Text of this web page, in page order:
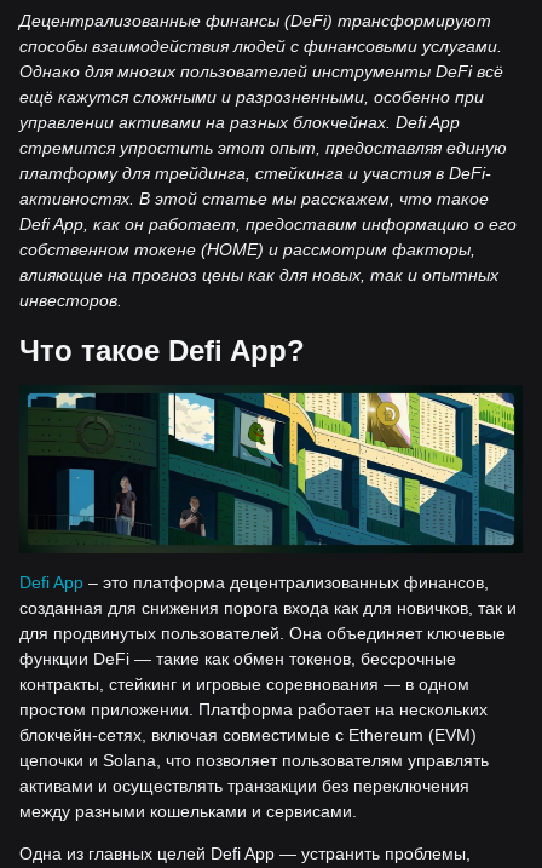
Децентрализованные финансы (DeFi) трансформируют
способы взаимодействия людей с финансовыми услугами.
Однако для многих пользователей инструменты DeFi всё
ещё кажутся сложными и разрозненными, особенно при
управлении активами на разных блокчейнах. Defi App
стремится упростить этот опыт, предоставляя единую
платформу для трейдинга, стейкинга и участия в DeFi-
активностях. В этой статье мы расскажем, что такое
Defi App, как он работает, предоставим информацию о его
собственном токене (HOME) и рассмотрим факторы,
влияющие на прогноз цены как для новых, так и опытных
инвесторов.
Что такое Defi App?
Defi App – это платформа децентрализованных финансов,
созданная для снижения порога входа как для новичков, так и
для продвинутых пользователей. Она объединяет ключевые
функции DeFi — такие как обмен токенов, бессрочные
контракты, стейкинг и игровые соревнования — в одном
простом приложении. Платформа работает на нескольких
блокчейн-сетях, включая совместимые с Ethereum (EVM)
цепочки и Solana, что позволяет пользователям управлять
активами и осуществлять транзакции без переключения
между разными кошельками и сервисами.
Одна из главных целей Defi App — устранить проблемы,